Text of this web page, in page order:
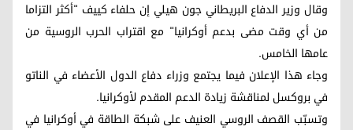
وقال وزير الدفاع البريطاني جون هيلي إن حلفاء كييف "أكثر التزاما
من أي وقت مضى بدعم أوكرانيا" مع اقتراب الحرب الروسية من
عامها الخامس.
وجاء هذا الإعلان فيما يجتمع وزراء دفاع الدول الأعضاء في الناتو
في بروكسل لمناقشة زيادة الدعم المقدم لأوكرانيا.
وتسبّب القصف الروسي العنيف على شبكة الطاقة في أوكرانيا في